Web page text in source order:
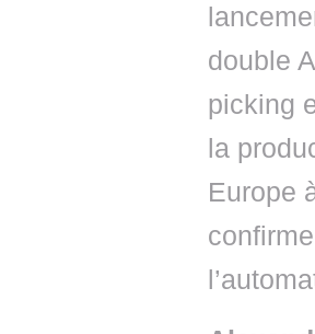
double
picking
la
Europe